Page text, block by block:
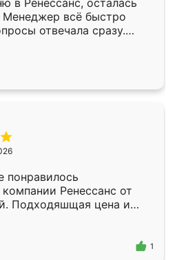
в Ренессанс, осталась
Менеджер всё быстро
отвечала сразу.
в субботу, подошёл к
Собрали
аккуратно, даже
понравилось
Ренессанс от
Подходяшщая цена и
Приехавший
Владислав
эскизу самый
1